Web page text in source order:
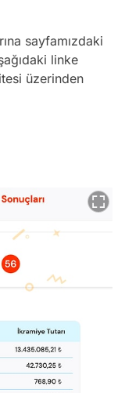
sayfamızdaki
linke
üzerinden